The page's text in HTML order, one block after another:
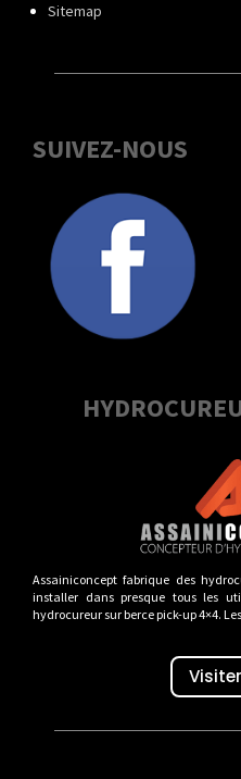
Sitemap
SUIVEZ-NOUS
Assainiconcept fabrique des
installer dans presque tous les
hydrocureur sur berce pick-up 4×4.